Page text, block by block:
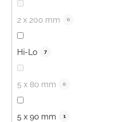
2 x 200 mm 0
Hi-Lo 7
5 x 80 mm 0
5 x 90 mm 1